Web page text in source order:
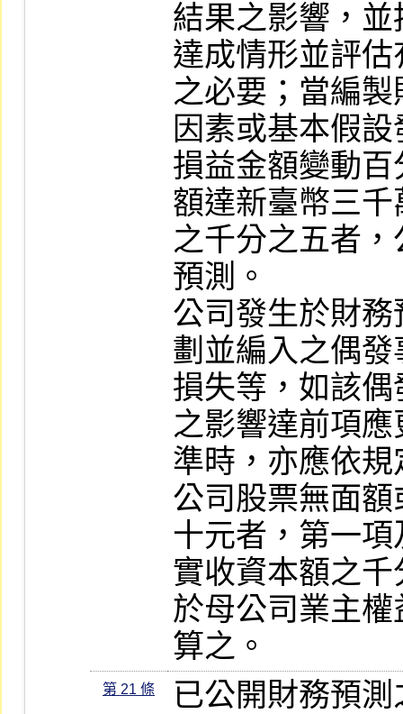
結果之影響，
達成情形並評
之必要；當編
因素或基本假
損益金額變動
額達新臺幣三
之千分之五者
預測。
公司發生於財
劃並編入之偶
損失等，如該
之影響達前項
準時，亦應依
公司股票無面
十元者，第一
實收資本額之
於母公司業主
算之。
第 21 條
已公開財務預